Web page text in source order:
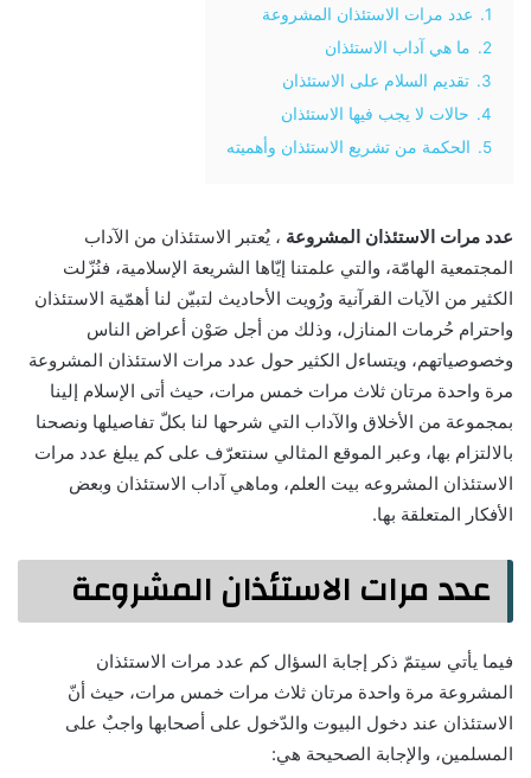
1.
عدد مرات الاستئذان المشروعة
2.
ما هي آداب الاستئذان
3.
تقديم السلام على الاستئذان
4.
حالات لا يجب فيها الاستئذان
5.
الحكمة من تشريع الاستئذان وأهميته
عدد مرات الاستئذان المشروعة ، يُعتبر الاستئذان من الآداب
المجتمعية الهامّة، والتي علمتنا إيّاها الشريعة الإسلامية، فنُزّلت
الكثير من الآيات القرآنية ورُويت الأحاديث لتبيّن لنا أهمّية الاستئذان
واحترام حُرمات المنازل، وذلك من أجل صَوْن أعراض الناس
وخصوصياتهم، ويتساءل الكثير حول عدد مرات الاستئذان المشروعة
مرة واحدة مرتان ثلاث مرات خمس مرات، حيث أتى الإسلام إلينا
بمجموعة من الأخلاق والآداب التي شرحها لنا بكلّ تفاصيلها ونصحنا
بالالتزام بها، وعبر الموقع المثالي سنتعرّف على كم يبلغ عدد مرات
الاستئذان المشروعه بيت العلم، وماهي آداب الاستئذان وبعض
الأفكار المتعلقة بها.
عدد مرات الاستئذان المشروعة
فيما يأتي سيتمّ ذكر إجابة السؤال كم عدد مرات الاستئذان
المشروعة مرة واحدة مرتان ثلاث مرات خمس مرات، حيث أنّ
الاستئذان عند دخول البيوت والدّخول على أصحابها واجبٌ على
المسلمين، والإجابة الصحيحة هي: